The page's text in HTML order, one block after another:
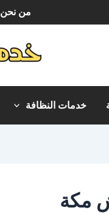
من نحن
خدمات النظافة
مكة